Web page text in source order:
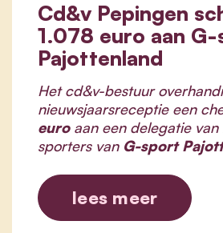
Cd&v Pepingen
1.078 euro aan
Pajottenland
Het cd&v-bestuur
nieuwsjaarsreceptie een
euroaan een delegatie
sporters van G-sport
lees meer